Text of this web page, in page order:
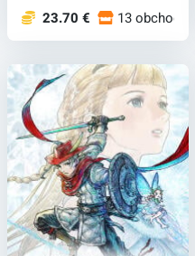
23.70 € 13 obchodoch